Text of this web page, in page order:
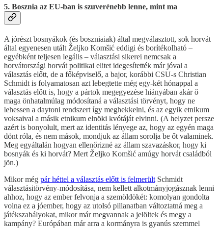
5. Bosznia az EU-ban is szuverénebb lenne, mint ma
A jórészt bosnyákok (és boszniaiak) által megválasztott, sok horvát
által egyenesen utált Željko Komšić eddigi és borítékolható –
egyébként teljesen legális – választási sikerei nemcsak a
horvátországi horvát politikai elitet idegesítették már jóval a
választás előtt, de a főképviselő, a bajor, korábbi CSU-s Christian
Schmidt is folyamatosan azt lebegtette még egy-két hónappal a
választás előtt is, hogy a pártok megegyezése hiányában akár ő
maga önhatalmúlag módosítaná a választási törvényt, hogy ne
lehessen a daytoni rendszert így meghekkelni, és az egyik etnikum
voksaival a másik etnikum elnöki kvótáját elvinni. (A helyzet persze
azért is bonyolult, mert az identitás lényege az, hogy az egyén maga
dönt róla, és nem mások, mondjuk az állam sorolja be őt valaminek.
Meg egyáltalán hogyan ellenőrizné az állam szavazáskor, hogy ki
bosnyák és ki horvát? Mert Željko Komšić amúgy horvát családból
jön.)
Mikor még pár héttel a választás előtt is felmerült Schmidt
választásitörvény-módosítása, nem kellett alkotmányjogásznak lenni
ahhoz, hogy az ember felvonja a szemöldökét: komolyan gondolta
volna ez a jóember, hogy az utolsó pillanatban változtatná meg a
játékszabályokat, mikor már megvannak a jelöltek és megy a
kampány? Európában már arra a kormányra is gyanús szemmel